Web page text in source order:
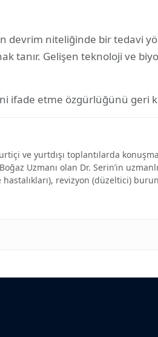
devrim niteliğinde bir tedavi
tanır. Gelişen teknoloji ve
ifade etme özgürlüğünü geri
ve yurtdışı toplantılarda
Uzmanı olan Dr. Serin’in
revizyon (düzeltici)